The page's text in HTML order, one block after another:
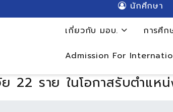
นักศึกษา
เกี่ยวกับ มอบ. การศึ
Admission For
ราย ในโอกาสรับตำแหน่